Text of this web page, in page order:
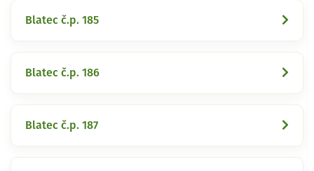
Blatec č.p. 185
Blatec č.p. 186
Blatec č.p. 187